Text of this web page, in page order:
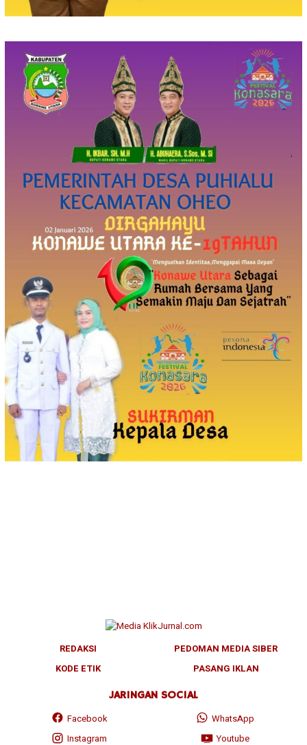
REDAKSI
PEDOMAN MEDIA SIBER
KODE ETIK
PASANG IKLAN
JARINGAN SOCIAL
Facebook
WhatsApp
Instagram
Youtube